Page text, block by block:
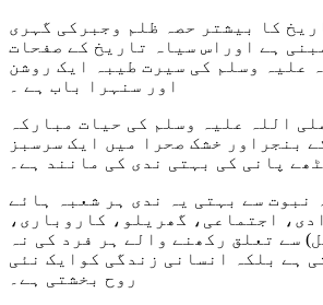
کا بیشتر حصہ ظلم وجبرکی گہری
ہے اوراس سیاہ تاریخ کے صفحات
علیہ وسلم کی سیرت طیبہ ایک روشن
اور سنہرا باب ہے ۔
اللہ علیہ وسلم کی حیات مبارکہ
بنجراور خشک صحرا میں ایک سرسبز
پانی کی بہتی ندی کی مانند ہے۔
نبوت سے بہتی یہ ندی ہر شعبہ ہائے
اجتماعی، گھریلو، کاروباری،
سے تعلق رکھنے والے ہر فرد کی نہ
ہے بلکہ انسانی زندگی کوایک نئی
روح بخشتی ہے۔